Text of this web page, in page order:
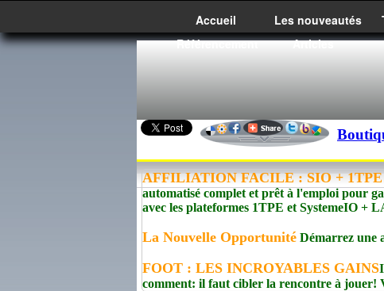
Accueil Les nouveautés
Référencement
Articles
AFFILIATION FACILE : SIO + 1TPE
automatisé complet et prêt à l'emploi pour
avec les plateformes 1TPE et SystemeIO +
La Nouvelle Opportunité Démarrez une
FOOT : LES INCROYABLES GAINS
comment: il faut cibler la rencontre à jouer!